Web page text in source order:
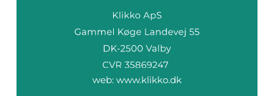
web: www.klikko.dk